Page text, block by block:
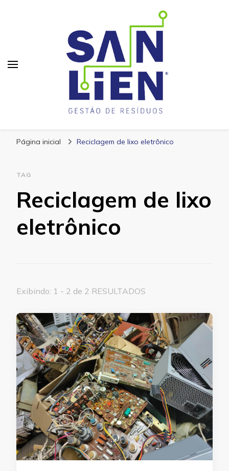
Página inicial Reciclagem de lixo eletrônico
TAG
Reciclagem de lixo
eletrônico
Exibindo: 1 - 2 de 2 RESULTADOS